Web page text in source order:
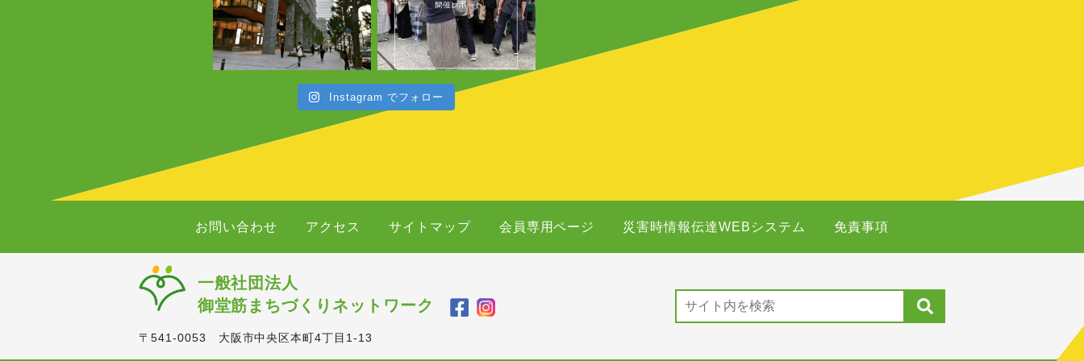
Instagram でフォロー
お問い合わせ アクセス サイトマップ 会員専用ページ 災害時情報伝達WEBシステム 免責事項
一般社団法人
御堂筋まちづくりネットワーク
〒541-0053 大阪市中央区本町4丁目1-13